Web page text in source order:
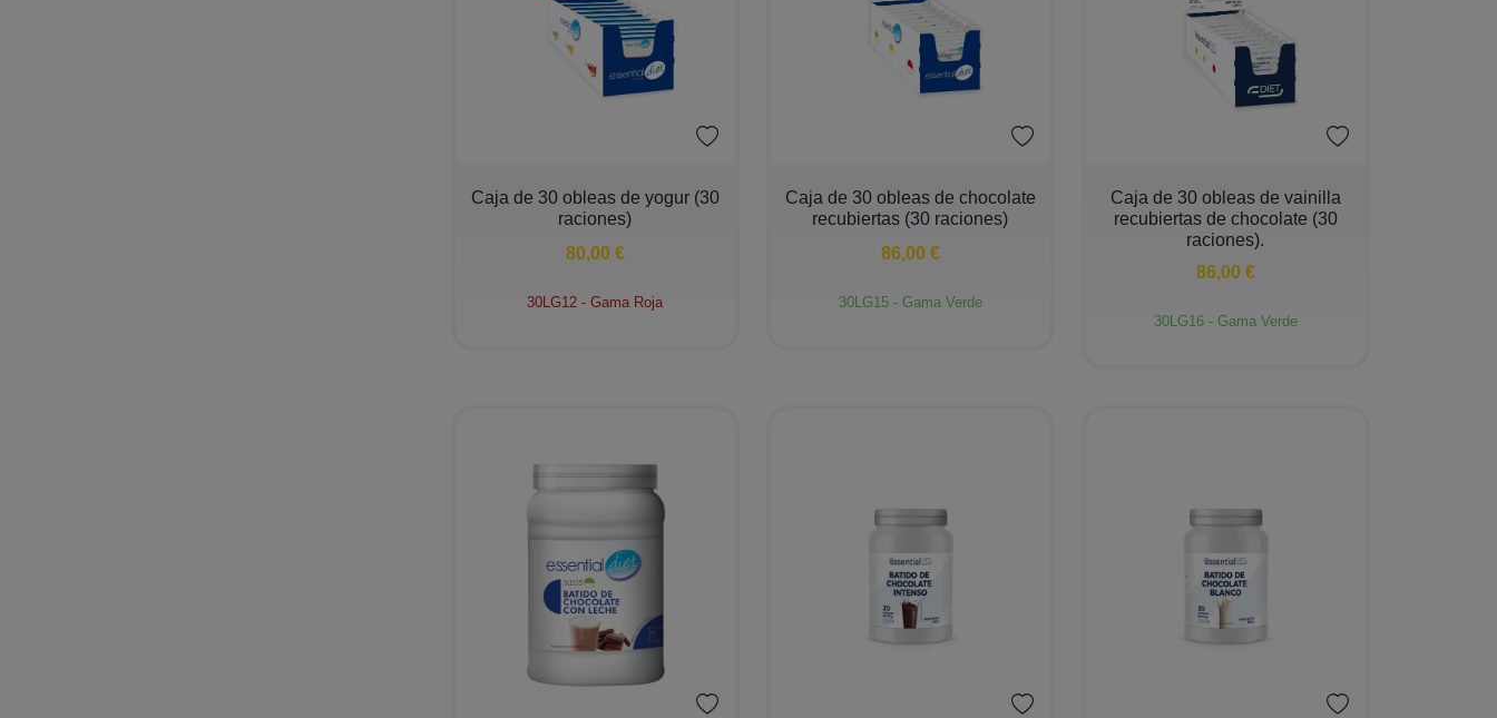
− +
Caja de 30 obleas de yogur (30
raciones)
80,00 €
30LG12 - Gama Roja
− +
Caja de 30 obleas de chocolate
recubiertas (30 raciones)
86,00 €
30LG15 - Gama Verde
− +
Caja de 30 obleas de vainilla
recubiertas de chocolate (30
raciones).
86,00 €
30LG16 - Gama Verde